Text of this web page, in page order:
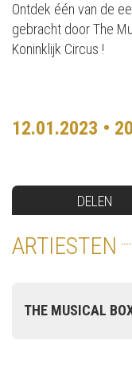
Ontdek één van de
gebracht door The
Koninklijk Circus !
12.01.2023 •
DELEN
ARTIESTEN
THE MUSICAL